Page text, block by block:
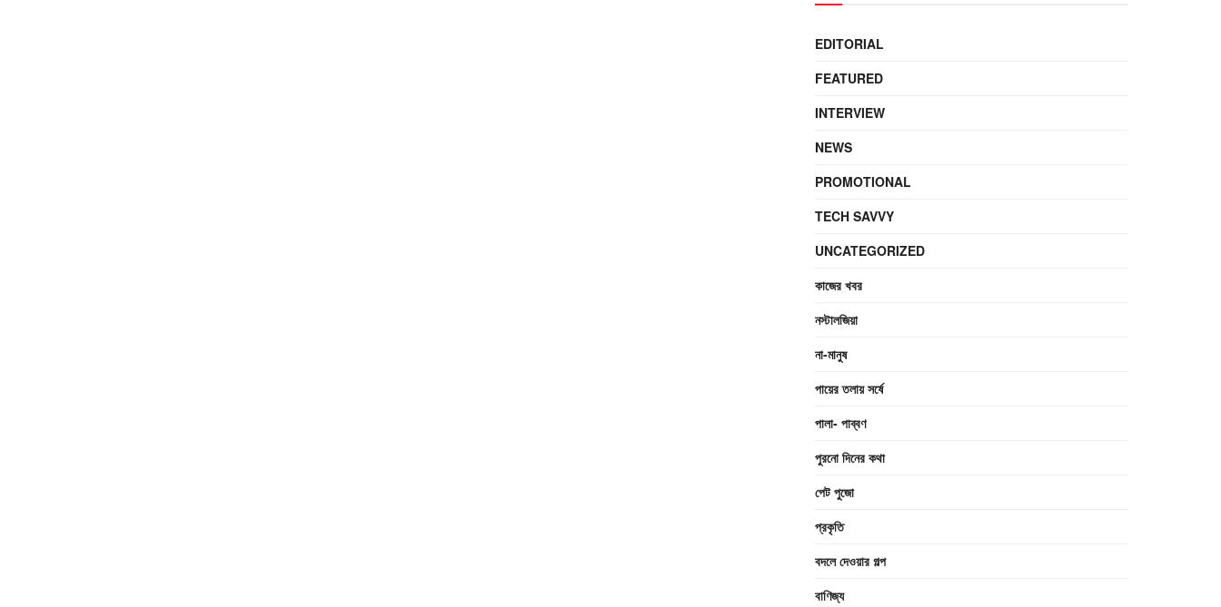
EDITORIAL
FEATURED
INTERVIEW
NEWS
PROMOTIONAL
TECH SAVVY
UNCATEGORIZED
কাজের খবর
নস্টালজিয়া
না-মানুষ
পায়ের তলায় সর্ষে
পালা- পাব্বণ
পুরনো দিনের কথা
পেট পুজো
প্রকৃতি
বদলে দেওয়ার গল্প
বাণিজ্য